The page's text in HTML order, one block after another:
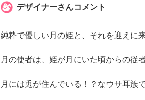
デザイナーさんコメント
純粋で優しい月の姫と、それを迎えに
月の使者は、姫が月にいた頃からの従
月には兎が住んでいる！？なウサ耳族で